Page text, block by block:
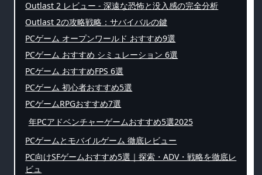
Outlast 2 レビュー - 深遠な恐怖と没入感の完全分析
Outlast 2の攻略戦略：サバイバルの鍵
PCゲーム オープンワールド おすすめ9選
PCゲーム おすすめ シミュレーション 6選
PCゲーム おすすめFPS 6選
PCゲーム 初心者おすすめ5選
PCゲームRPGおすすめ7選
年PCアドベンチャーゲームおすすめ5選2025
PCゲームとモバイルゲーム 徹底レビュー
PC向けSFゲームおすすめ5選｜探索・ADV・戦略を徹底レ
ビュ